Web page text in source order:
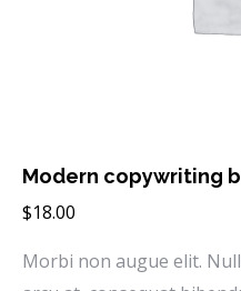
Modern copywriting
$18.00
Morbi non augue elit.